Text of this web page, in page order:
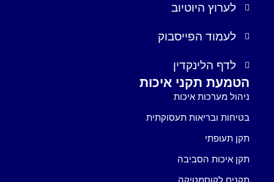
לערוץ היוטיוב
לעמוד הפייסבוק
לדף הלינקדין
הטמעת תקני איכות
ניהול מערכות איכות
בטיחות ובריאות תעסוקתית
תקן תעופתי
תקן איכות הסביבה
תקנים לקוסמטיקה